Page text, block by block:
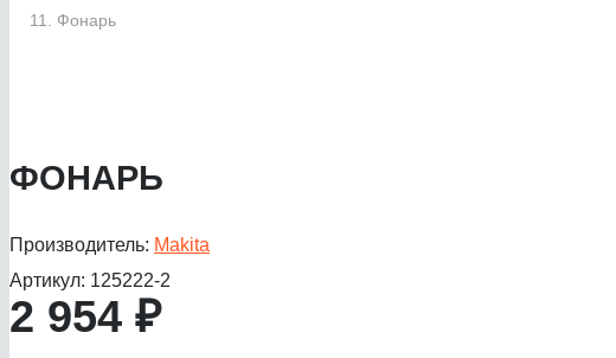
Фонарь
ФОНАРЬ
Производитель: Makita
Артикул: 125222-2
2 954 ₽